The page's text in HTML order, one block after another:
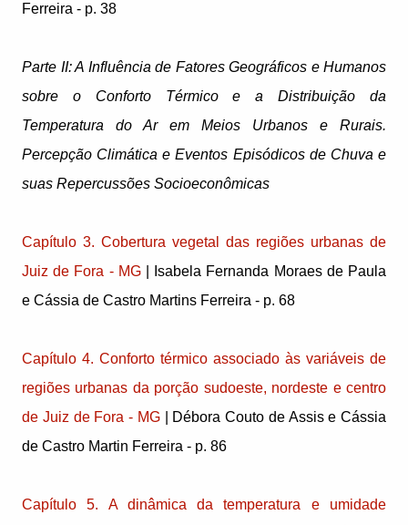
Ferreira - p. 38
Parte II: A Influência de Fatores Geográficos e Humanos
sobre o Conforto Térmico e a Distribuição da
Temperatura do Ar em Meios Urbanos e Rurais.
Percepção Climática e Eventos Episódicos de Chuva e
suas Repercussões Socioeconômicas
Capítulo 3. Cobertura vegetal das regiões urbanas de
Juiz de Fora - MG| Isabela Fernanda Moraes de Paula
e Cássia de Castro Martins Ferreira - p. 68
Capítulo 4. Conforto térmico associado às variáveis de
regiões urbanas da porção sudoeste, nordeste e centro
de Juiz de Fora - MG| Débora Couto de Assis e Cássia
de Castro Martin Ferreira - p. 86
Capítulo 5. A dinâmica da temperatura e umidade